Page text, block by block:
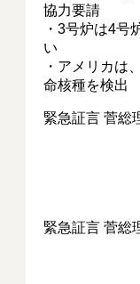
協力要請
・3号炉は4号
い
・アメリカは
命核種を検出
緊急証言 菅総
緊急証言 菅総